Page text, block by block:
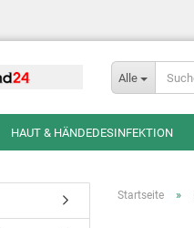
Alle
HAUT & HÄNDEDESINFEKTION
Startseite »